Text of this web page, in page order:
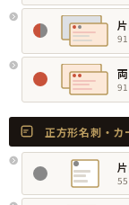
正方形名刺・カ